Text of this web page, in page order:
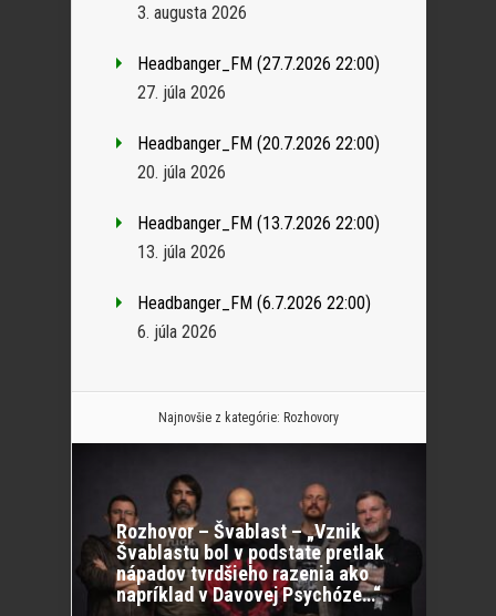
3. augusta 2026
Headbanger_FM (27.7.2026 22:00)
27. júla 2026
Headbanger_FM (20.7.2026 22:00)
20. júla 2026
Headbanger_FM (13.7.2026 22:00)
13. júla 2026
Headbanger_FM (6.7.2026 22:00)
6. júla 2026
Najnovšie z kategórie: Rozhovory
Rozhovor – Švablast – „Vznik
Švablastu bol v podstate pretlak
nápadov tvrdšieho razenia ako
napríklad v Davovej Psychóze…“